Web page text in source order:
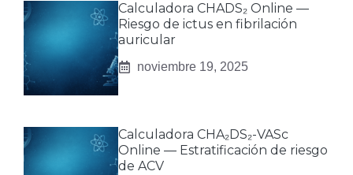
Calculadora CHADS₂ Online —
Riesgo de ictus en fibrilación
auricular
noviembre 19, 2025
Calculadora CHA₂DS₂-VASc
Online — Estratificación de riesgo
de ACV